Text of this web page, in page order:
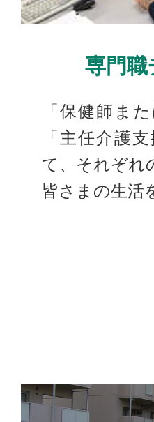
専門
「保健師ま
「主任介護
て、それぞれ
皆さまの生活